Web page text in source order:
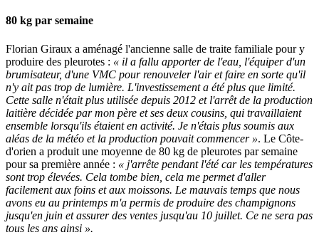
80 kg par semaine
Florian Giraux a aménagé l'ancienne salle de traite familiale pour y
produire des pleurotes : « il a fallu apporter de l'eau, l'équiper d'un
brumisateur, d'une VMC pour renouveler l'air et faire en sorte qu'il
n'y ait pas trop de lumière. L'investissement a été plus que limité.
Cette salle n'était plus utilisée depuis 2012 et l'arrêt de la production
laitière décidée par mon père et ses deux cousins, qui travaillaient
ensemble lorsqu'ils étaient en activité. Je n'étais plus soumis aux
aléas de la météo et la production pouvait commencer ». Le Côte-
d'orien a produit une moyenne de 80 kg de pleurotes par semaine
pour sa première année : « j'arrête pendant l'été car les températures
sont trop élevées. Cela tombe bien, cela me permet d'aller
facilement aux foins et aux moissons. Le mauvais temps que nous
avons eu au printemps m'a permis de produire des champignons
jusqu'en juin et assurer des ventes jusqu'au 10 juillet. Ce ne sera pas
tous les ans ainsi ».